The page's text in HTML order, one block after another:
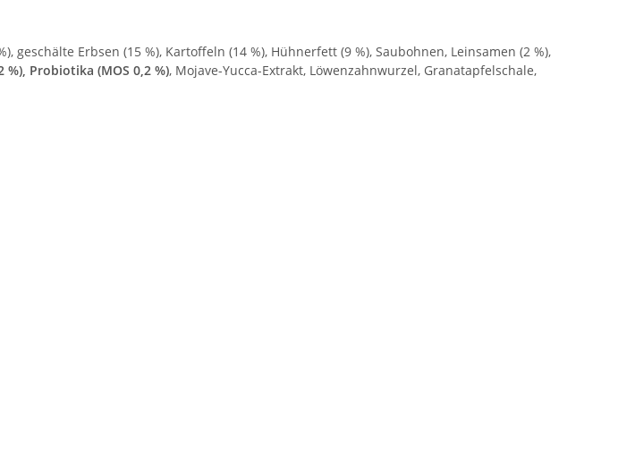
geschälte Erbsen (15 %), Kartoffeln (14 %), Hühnerfett (9 %), Saubohnen, Leinsamen (2 %),
%), Probiotika (MOS 0,2 %), Mojave-Yucca-Extrakt, Löwenzahnwurzel, Granatapfelschale,